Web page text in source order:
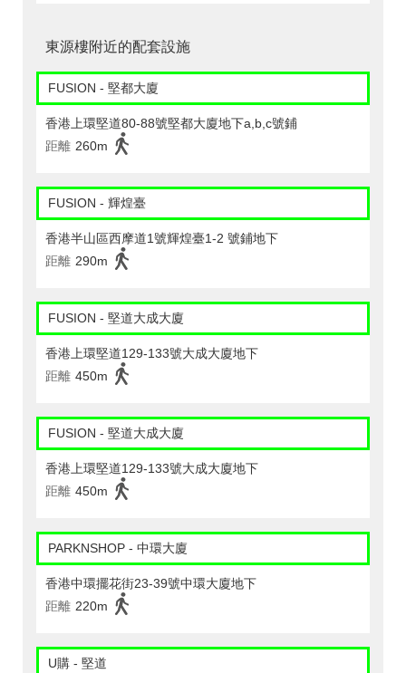
東源樓附近的配套設施
FUSION - 堅都大廈
香港上環堅道80-88號堅都大廈地下a,b,c號鋪
距離 260m
FUSION - 輝煌臺
香港半山區西摩道1號輝煌臺1-2 號鋪地下
距離 290m
FUSION - 堅道大成大廈
香港上環堅道129-133號大成大廈地下
距離 450m
FUSION - 堅道大成大廈
香港上環堅道129-133號大成大廈地下
距離 450m
PARKNSHOP - 中環大廈
香港中環擺花街23-39號中環大廈地下
距離 220m
U購 - 堅道